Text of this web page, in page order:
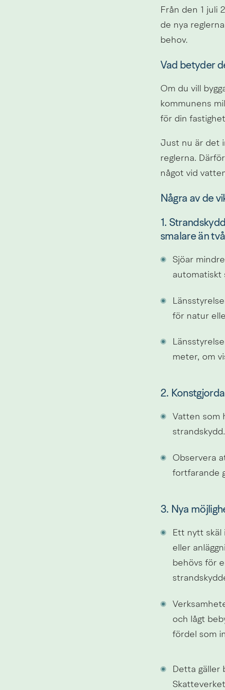
Från den 1 juli
de nya
behov.
Vad betyder
Om du vill
kommunens
för din
Just nu är det
reglerna.
något vid
Några av de
1.
smalare än
Sjöar
automatiskt
för natur
meter, om
2.
Vatten som
strandskydd.
Observera
fortfarande
3. Nya
Ett nytt skäl
eller
behövs för
och lågt
fördel som
Detta gäller